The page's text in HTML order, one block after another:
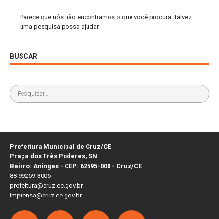
Parece que nós não encontramos o que você procura. Talvez
uma pesquisa possa ajudar.
BUSCAR
Prefeitura Municipal de Cruz/CE
Praça dos Três Poderes, SN
Bairro: Aningas - CEP: 62595-000 - Cruz/CE
88 99259-3006
prefeitura@cruz.ce.gov.br
imprensa@cruz.ce.gov.br